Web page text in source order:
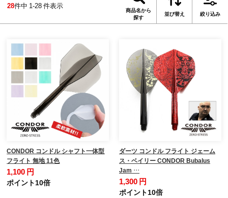
28件中 1-28 件表示
商品名から
探す
並び替え 絞り込み
CONDOR コンドル シャフト一体型
フライト 無地 11色
1,100 円
ポイント10倍
ダーツ コンドル フライト ジェーム
ス・ベイリー CONDOR Bubalus
Jam …
1,300 円
ポイント10倍